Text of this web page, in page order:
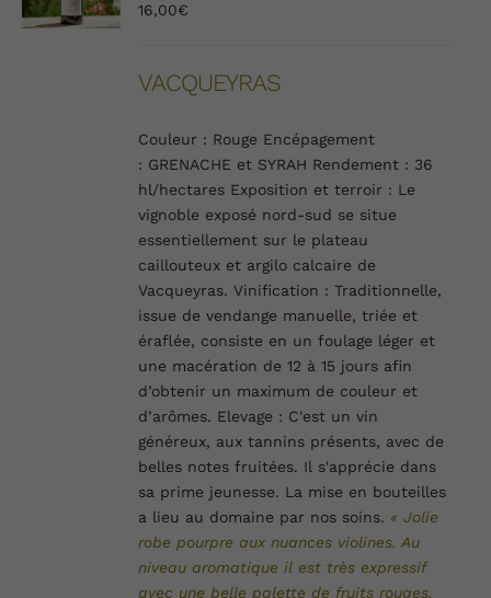
DÉTAILS
16,00€
VACQUEYRAS
Couleur : Rouge Encépagement
: GRENACHE et SYRAH Rendement : 36
hl/hectares Exposition et terroir : Le
vignoble exposé nord-sud se situe
essentiellement sur le plateau
caillouteux et argilo calcaire de
Vacqueyras.Vinification : Traditionnelle,
issue de vendange manuelle, triée et
éraflée, consiste en un foulage léger et
une macération de 12 à 15 jours afin
d’obtenir un maximum de couleur et
d’arômes. Elevage : C'est un vin
généreux, aux tannins présents, avec de
belles notes fruitées. Il s'apprécie dans
sa prime jeunesse. La mise en bouteilles
a lieu au domaine par nos soins. « Jolie
robe pourpre aux nuances violines. Au
niveau aromatique il est très expressif
avec une belle palette de fruits rouges.